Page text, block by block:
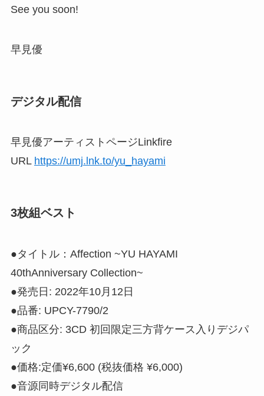
See you soon!
早見優
デジタル配信
早見優アーティストページLinkfire
URL https://umj.lnk.to/yu_hayami
3枚組ベスト
●タイトル：Affection ~YU HAYAMI
40thAnniversary Collection~
●発売日: 2022年10月12日
●品番: UPCY-7790/2
●商品区分: 3CD 初回限定三方背ケース入りデジパ
ック
●価格:定価¥6,600 (税抜価格 ¥6,000)
●音源同時デジタル配信